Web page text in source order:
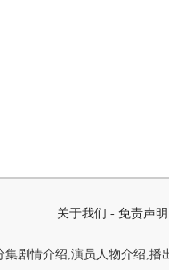
关于我们 - 免责声明
剧情介绍,演员人物介绍,